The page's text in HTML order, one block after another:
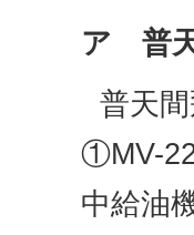
ア 普
普天
①MV-
中給油